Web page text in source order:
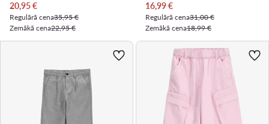
Pašreizējā cena
20,95€
Regulārā cena35,95 €
Zemākā cena22,95 €
Pašreizējā cena
16,99€
Regulārā cena31,00 €
Zemākā cena18,99 €